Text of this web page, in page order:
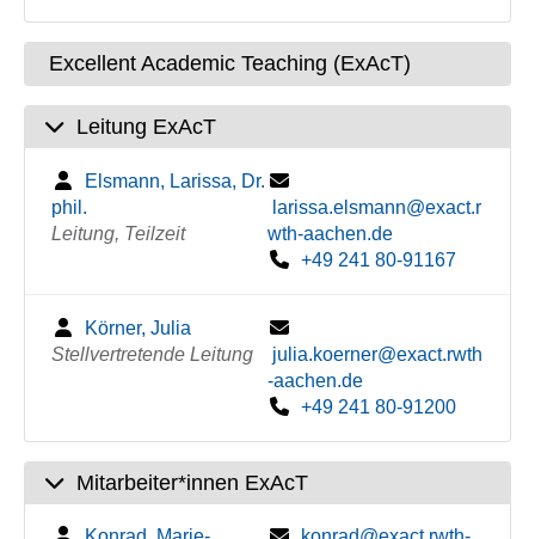
Excellent Academic Teaching (ExAcT)
Leitung ExAcT
Elsmann, Larissa, Dr.
phil.
Leitung, Teilzeit
larissa.elsmann@exact.r
wth-aachen.de
+49 241 80-91167
Körner, Julia
Stellvertretende Leitung
julia.koerner@exact.rwth
-aachen.de
+49 241 80-91200
Mitarbeiter*innen ExAcT